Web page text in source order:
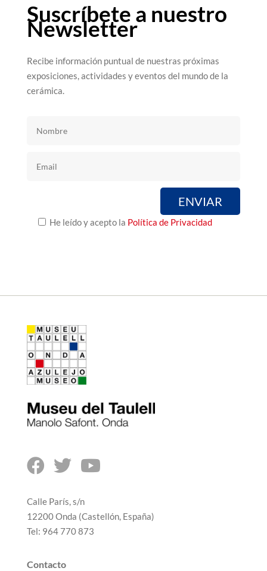
Suscríbete a nuestro
Newsletter
Recibe información puntual de nuestras próximas
exposiciones, actividades y eventos del mundo de la
cerámica.
He leído y acepto la Política de Privacidad
  
Calle París, s/n
12200 Onda (Castellón, España)
Tel: 964 770 873
Contacto